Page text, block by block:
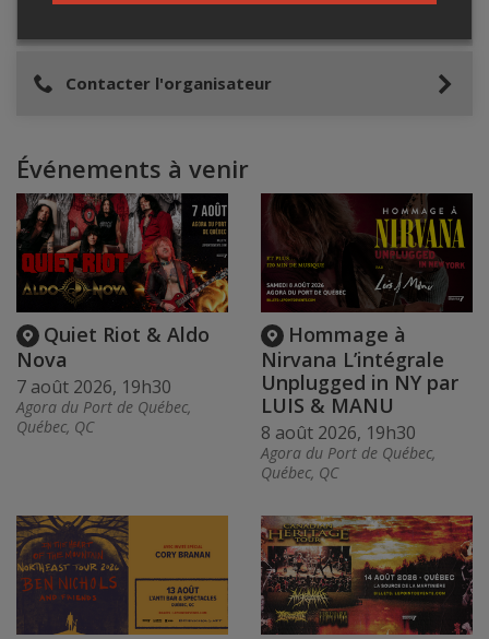
Contacter l'organisateur
Événements à venir
Quiet Riot & Aldo
Nova
7 août 2026, 19h30
Agora du Port de Québec,
Québec, QC
Hommage à
Nirvana L’intégrale
Unplugged in NY par
LUIS & MANU
8 août 2026, 19h30
Agora du Port de Québec,
Québec, QC